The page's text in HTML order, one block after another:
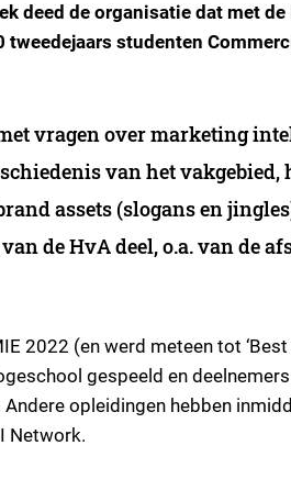
deed de organisatie dat met
tweedejaars studenten
vragen over marketing
van het
assets (slogans en
de HvA deel, o.a. van de
2022 (en werd meteen tot
gespeeld en
opleidingen hebben
Network.